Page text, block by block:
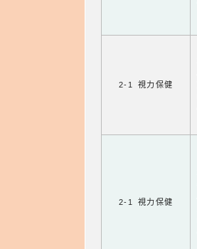
2-1 視力保健
2-1 視力保健